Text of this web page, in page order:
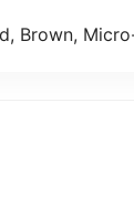
Brown,